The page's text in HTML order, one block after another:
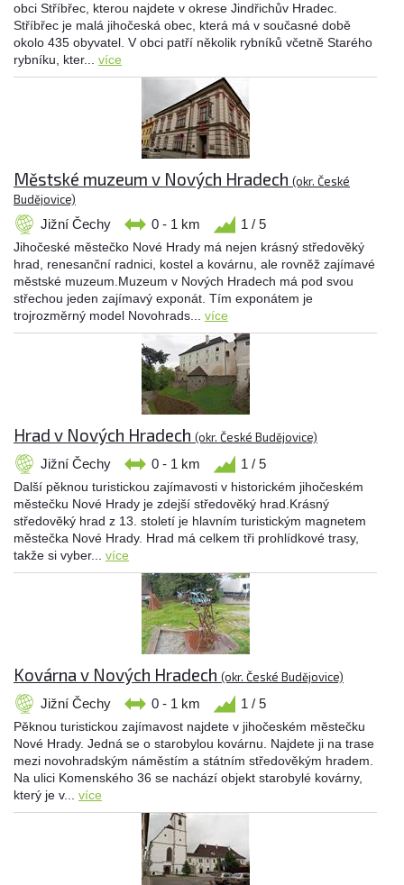
obci Stříbřec, kterou najdete v okrese Jindřichův Hradec.
Stříbřec je malá jihočeská obec, která má v současné době
okolo 435 obyvatel. V obci patří několik rybníků včetně Starého
rybníku, kter... více
Městské muzeum v Nových Hradech (okr. České
Budějovice)
Jižní Čechy 0 - 1 km 1 / 5
Jihočeské městečko Nové Hrady má nejen krásný středověký
hrad, renesanční radnici, kostel a kovárnu, ale rovněž zajímavé
městské muzeum.Muzeum v Nových Hradech má pod svou
střechou jeden zajímavý exponát. Tím exponátem je
trojrozměrný model Novohrads... více
Hrad v Nových Hradech (okr. České Budějovice)
Jižní Čechy 0 - 1 km 1 / 5
Další pěknou turistickou zajímavosti v historickém jihočeském
městečku Nové Hrady je zdejší středověký hrad.Krásný
středověký hrad z 13. století je hlavním turistickým magnetem
městečka Nové Hrady. Hrad má celkem tři prohlídkové trasy,
takže si vyber... více
Kovárna v Nových Hradech (okr. České Budějovice)
Jižní Čechy 0 - 1 km 1 / 5
Pěknou turistickou zajímavost najdete v jihočeském městečku
Nové Hrady. Jedná se o starobylou kovárnu. Najdete ji na trase
mezi novohradským náměstím a státním středověkým hradem.
Na ulici Komenského 36 se nachází objekt starobylé kovárny,
který je v... více